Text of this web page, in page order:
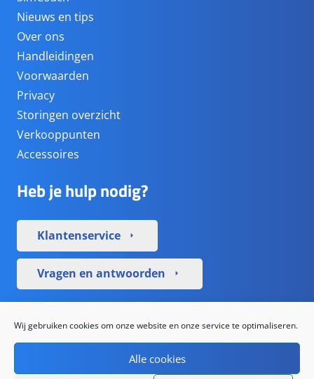
Wij gebruiken cookies om onze website en onze service te optimaliseren.
Alle cookies
Nieuws en tips
Over ons
Handleidingen
Voorwaarden
Privacy
Storingen overzicht
Verkooppunten
Accessoires
Heb je hulp nodig?
Klantenservice arrow_right
Vragen en antwoorden arrow_right
Sociale media